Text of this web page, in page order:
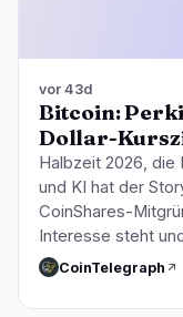
vor 43d
Bitcoin:
Dollar-
Halbzeit 2026, die
und KI hat der
CoinShares-
Interesse steht
CoinTelegraph